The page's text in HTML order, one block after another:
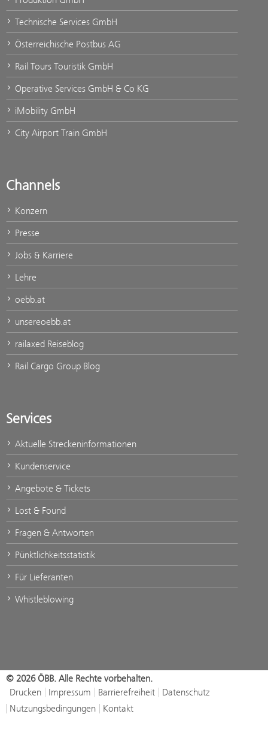
Technische Services GmbH
Österreichische Postbus AG
Rail Tours Touristik GmbH
Operative Services GmbH & Co KG
iMobility GmbH
City Airport Train GmbH
Channels
Konzern
Presse
Jobs & Karriere
Lehre
oebb.at
unsereoebb.at
railaxed Reiseblog
Rail Cargo Group Blog
Services
Aktuelle Streckeninformationen
Kundenservice
Angebote & Tickets
Lost & Found
Fragen & Antworten
Pünktlichkeitsstatistik
Für Lieferanten
Whistleblowing
© 2026 ÖBB. Alle Rechte vorbehalten.
Drucken
Impressum Barrierefreiheit
Datenschutz
Nutzungsbedingungen
Kontakt